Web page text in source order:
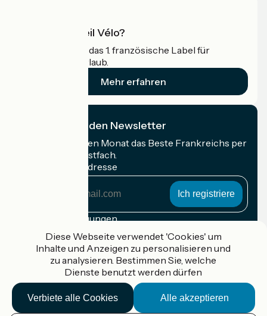
Was ist Accueil Vélo?
Accueil Vélo ist das 1. französische Label für
Radfahrer im Urlaub.
Mehr erfahren
Ich abonniere den Newsletter
Erhalten Sie jeden Monat das Beste Frankreichs per
Rad in Ihrem Postfach.
Meine E-Mail-Adresse
Anmeldebedingungen
Gefördert im Rahmen von Destination France
Accueil Vélo Pro
Kontakt
Diese Webseite verwendet 'Cookies' um
Inhalte und Anzeigen zu personalisieren und
zu analysieren. Bestimmen Sie, welche
Dienste benutzt werden dürfen
Alle akzeptieren
Verbiete alle Cookies